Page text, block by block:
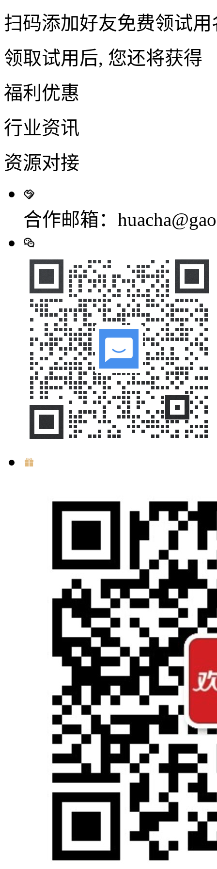
扫码添加好友免费领试用
领取试用后, 您还将获得
福利优惠
行业资讯
资源对接
合作邮箱：